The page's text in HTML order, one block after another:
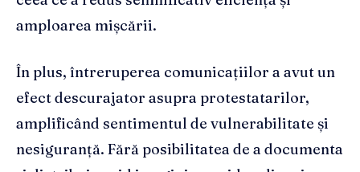
amploarea mișcării.
În plus, întreruperea comunicațiilor a avut un
efect descurajator asupra protestatarilor,
amplificând sentimentul de vulnerabilitate și
nesiguranță. Fără posibilitatea de a documenta